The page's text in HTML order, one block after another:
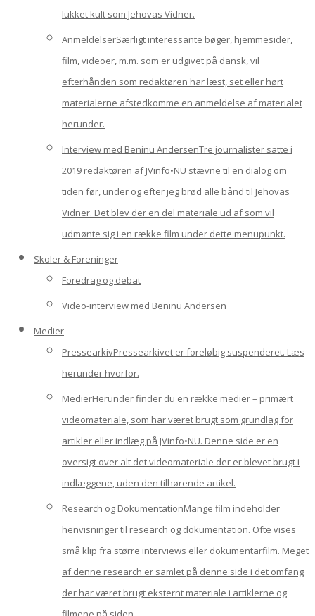
lukket kult som Jehovas Vidner.
AnmeldelserSærligt interessante bøger, hjemmesider,
film, videoer, m.m. som er udgivet på dansk, vil
efterhånden som redaktøren har læst, set eller hørt
materialerne afstedkomme en anmeldelse af materialet
herunder.
Interview med Beninu AndersenTre journalister satte i
2019 redaktøren af JVinfo•NU stævne til en dialog om
tiden før, under og efter jeg brød alle bånd til Jehovas
Vidner. Det blev der en del materiale ud af som vil
udmønte sig i en række film under dette menupunkt.
Skoler & Foreninger
Foredrag og debat
Video-interview med Beninu Andersen
Medier
PressearkivPressearkivet er foreløbig suspenderet. Læs
herunder hvorfor.
MedierHerunder finder du en række medier – primært
videomateriale, som har været brugt som grundlag for
artikler eller indlæg på JVinfo•NU. Denne side er en
oversigt over alt det videomateriale der er blevet brugt i
indlæggene, uden den tilhørende artikel.
Research og DokumentationMange film indeholder
henvisninger til research og dokumentation. Ofte vises
små klip fra større interviews eller dokumentarfilm. Meget
af denne research er samlet på denne side i det omfang
der har været brugt eksternt materiale i artiklerne og